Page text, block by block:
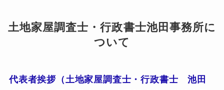
土地家屋調査士・行政書士池田事務所に
ついて
代表者挨拶（土地家屋調査士・行政書士 池田